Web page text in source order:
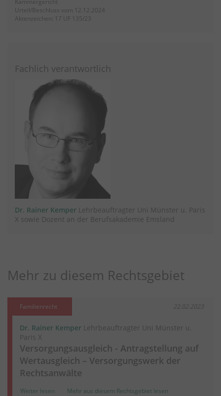
Kammergericht
Urteil/Beschluss vom 12.12.2024
Aktenzeichen: 17 UF 135/23
Fachlich verantwortlich
Dr. Rainer Kemper Lehrbeauftragter Uni Münster u. Paris
X sowie Dozent an der Berufsakademie Emsland
Mehr zu diesem Rechtsgebiet
Familienrecht 22.02.2023
Dr. Rainer Kemper Lehrbeauftragter Uni Münster u.
Paris X
Versorgungsausgleich - Antragstellung auf
Wertausgleich – Versorgungswerk der
Rechtsanwälte
Weiter lesen Mehr aus diesem Rechtsgebiet lesen